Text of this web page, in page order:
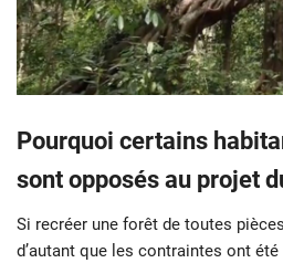
Pourquoi certains
sont opposés au projet
Si recréer une forêt de toutes
d’autant que les contraintes ont été